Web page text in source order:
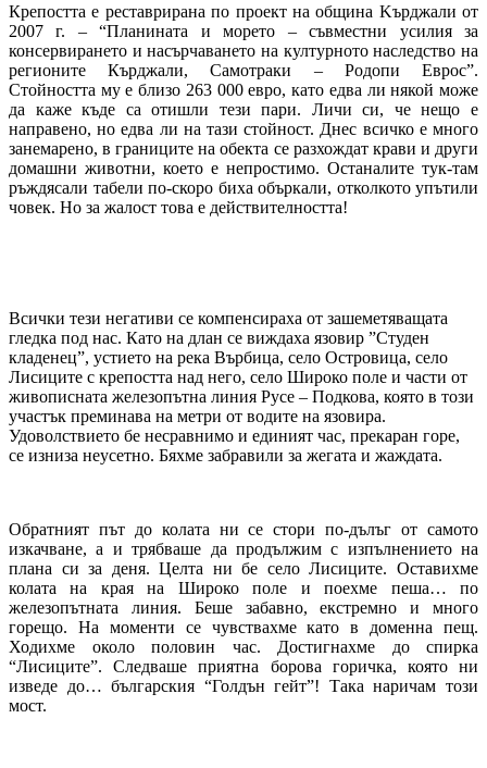
Крепостта е реставрирана по проект на община Kърджали от
2007 г. – “Планината и морето – съвместни усилия за
консервирането и насърчаването на културното наследство на
регионите Кърджали, Самотраки – Родопи Еврос”.
Стойността му е близо 263 000 евро, като едва ли някой може
да каже къде са отишли тези пари. Личи си, че нещо е
направено, но едва ли на тази стойност. Днес всичко е много
занемарено, в границите на обекта се разхождат крави и други
домашни животни, което е непростимо. Останалите тук-там
ръждясали табели по-скоро биха объркали, отколкото упътили
човек. Но за жалост това е действителността!
Всички тези негативи се компенсираха от зашеметяващата
гледка под нас. Като на длан се виждаха язовир ”Студен
кладенец”, устието на река Върбица, село Островица, село
Лисиците с крепостта над него, село Широко поле и части от
живописната железопътна линия Русе – Подкова, която в този
участък преминава на метри от водите на язовира.
Удоволствието бе несравнимо и единият час, прекаран горе,
се изниза неусетно. Бяхме забравили за жегата и жаждата.
Обратният път до колата ни се стори по-дълъг от самото
изкачване, а и трябваше да продължим с изпълнението на
плана си за деня. Целта ни бе село Лисиците. Оставихме
колата на края на Широко поле и поехме пеша… по
железопътната линия. Беше забавно, екстремно и много
горещо. На моменти се чувствахме като в доменна пещ.
Ходихме около половин час. Достигнахме до спирка
“Лисиците”. Следваше приятна борова горичка, която ни
изведе до… българския “Голдън гейт”! Така наричам този
мост.